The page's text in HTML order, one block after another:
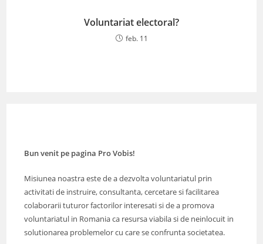
Voluntariat electoral?
feb. 11
Bun venit pe pagina Pro Vobis!
Misiunea noastra este de a dezvolta voluntariatul prin
activitati de instruire, consultanta, cercetare si facilitarea
colaborarii tuturor factorilor interesati si de a promova
voluntariatul in Romania ca resursa viabila si de neinlocuit in
solutionarea problemelor cu care se confrunta societatea.